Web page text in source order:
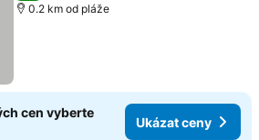
0.2 km od pláže
cen vyberte
Ukázat ceny